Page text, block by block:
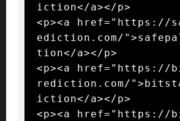
iction</a></p>
<p><a href="https://
ediction.com/
tion</a></p>
<p><a href="https://
rediction.com/
iction</a></p>
<p><a href="https://